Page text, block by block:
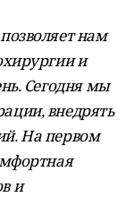
нам
и
Сегодня мы
внедрять
На первом
и